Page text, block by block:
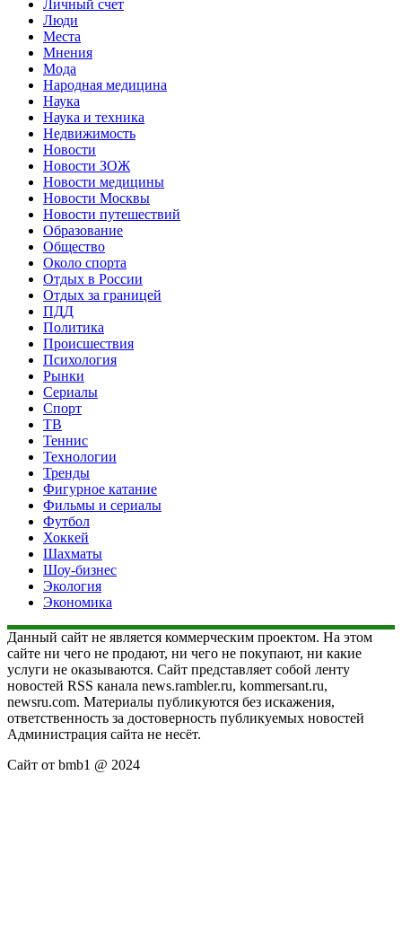
Личный счет
Люди
Места
Мнения
Мода
Народная медицина
Наука
Наука и техника
Недвижимость
Новости
Новости ЗОЖ
Новости медицины
Новости Москвы
Новости путешествий
Образование
Общество
Около спорта
Отдых в России
Отдых за границей
ПДД
Политика
Происшествия
Психология
Рынки
Сериалы
Спорт
ТВ
Теннис
Технологии
Тренды
Фигурное катание
Фильмы и сериалы
Футбол
Хоккей
Шахматы
Шоу-бизнес
Экология
Экономика
Данный сайт не является коммерческим проектом. На этом
сайте ни чего не продают, ни чего не покупают, ни какие
услуги не оказываются. Сайт представляет собой ленту
новостей RSS канала news.rambler.ru, kommersant.ru,
newsru.com. Материалы публикуются без искажения,
ответственность за достоверность публикуемых новостей
Администрация сайта не несёт.
Сайт от bmb1 @ 2024